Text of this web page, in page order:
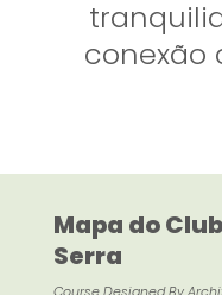
conexão
Mapa do
Serra